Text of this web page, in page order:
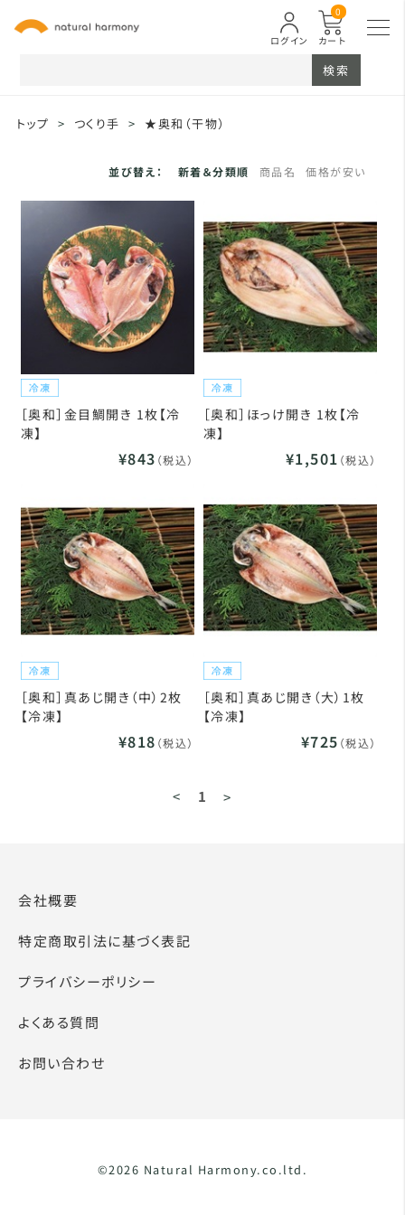
カート
0
ログイン
検索
トップ > つくり手 > ★奥和（干物）
並び替え： 新着＆分類順 商品名 価格が安い
［奥和］金目鯛開き 1枚【冷
凍】
¥843 （税込）
［奥和］ほっけ開き 1枚【冷
凍】
¥1,501 （税込）
［奥和］真あじ開き（中）2枚
【冷凍】
¥818 （税込）
［奥和］真あじ開き（大）1枚
【冷凍】
¥725 （税込）
< 1 >
会社概要
特定商取引法に基づく表記
プライバシーポリシー
よくある質問
お問い合わせ
©2026 Natural Harmony.co.ltd.